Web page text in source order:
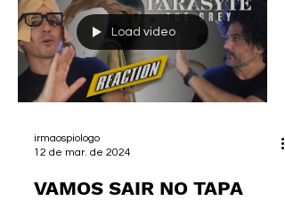
FALA, SOBREVIVENTES DA ERA DOS
DINOSSAUROS E FÃS DE ANIME! 🦖🔥 Hoje a
gente sentou pra conferir o trailer de
"Jurassic Shadows", a nova aposta original
anunciada recentemente. A ideia é
diferente e chamou a atenç
Load video
irmaospiologo
12 de mar. de 2024
VAMOS SAIR NO TAPA